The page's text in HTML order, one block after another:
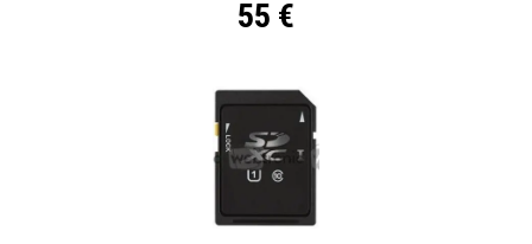
55 €